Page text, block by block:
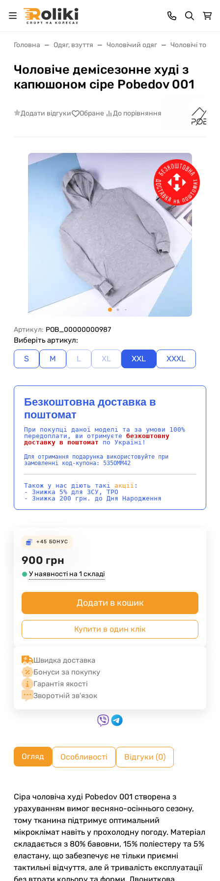
Головна Одяг, взуття Чоловічий одяг Чоловічі
Чоловіче демісезонне худі з
капюшоном сіре Pobedov 001
Додати відгуки Обране До порівняння
Артикул: POB_00000000987
Виберіть артикул:
S M L XL XXL XXXL
Безкоштовна доставка в
поштомат
При покупці даної моделі та за умови 100%
передоплати, ви отримуєте безкоштовну
доставку в поштомат по Україні!
Для отримання подарунка використовуйте при
замовленні код-купона: 535OMM42
Також у нас діють такі акції :
- Знижка 5% для ЗСУ, ТРО
- Знижка 200 грн. до Дня Народження
+45 БОНУС
900 грн
У наявності на 1 складі
Додати в кошик
Купити в один клік
Швидка доставка
Бонуси за покупку
Гарантія якості
Зворотній зв'язок
Огляд Особливості Відгуки (0)
Сіра чоловіча худі Pobedov 001 створена з
урахуванням вимог весняно-осіннього сезону,
тому тканина підтримує оптимальний
мікроклімат навіть у прохолодну погоду. Матеріал
складається з 80% бавовни, 15% поліестеру та 5%
еластану, що забезпечує не тільки приємні
тактильні відчуття, але й тривалість експлуатації